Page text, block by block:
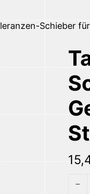
Schieber